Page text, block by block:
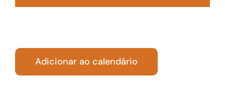
Adicionar ao calendário